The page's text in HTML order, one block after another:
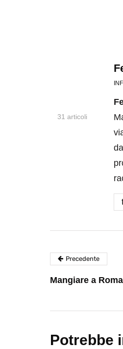
31 articoli
Precedente
Mangiare a
Potrebbe